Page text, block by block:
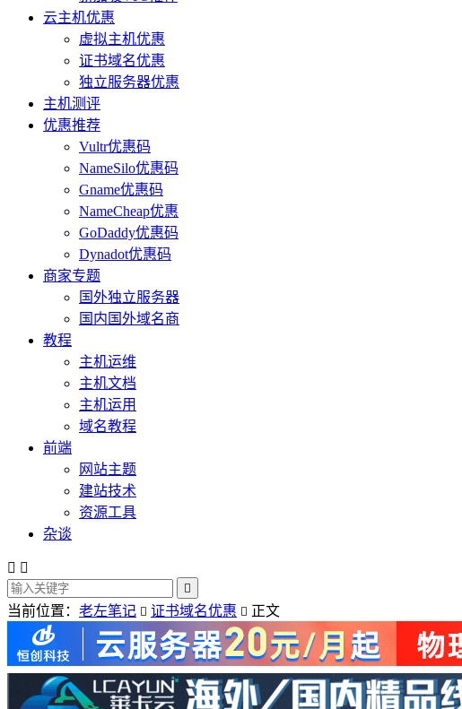
云主机优惠
虚拟主机优惠
证书域名优惠
独立服务器优惠
主机测评
优惠推荐
Vultr优惠码
NameSilo优惠码
Gname优惠码
NameCheap优惠
GoDaddy优惠码
Dynadot优惠码
商家专题
国外独立服务器
国内国外域名商
教程
主机运维
主机文档
主机运用
域名教程
前端
网站主题
建站技术
资源工具
杂谈
 

当前位置： 老左笔记  证书域名优惠  正文